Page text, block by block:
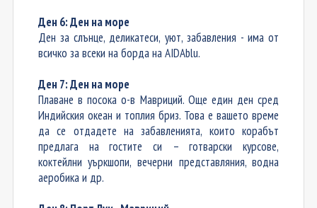
Ден 6: Ден на море
Ден за слънце, деликатеси, уют, забавления - има от
всичко за всеки на борда на AIDAblu.
Ден 7: Ден на море
Плаване в посока о-в Мавриций. Още един ден сред
Индийския океан и топлия бриз. Това е вашето време
да се отдадете на забавленията, които корабът
предлага на гостите си – готварски курсове,
коктейлни уъркшопи, вечерни представляния, водна
аеробика и др.